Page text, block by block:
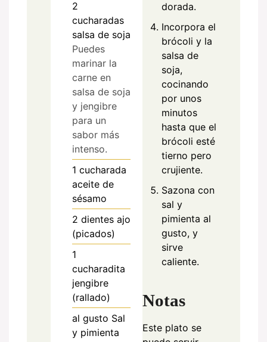
2
cucharadas
salsa de soja
Puedes
marinar la
carne en
salsa de soja
y jengibre
para un
sabor más
intenso.
1 cucharada
aceite de
sésamo
2 dientes ajo
(picados)
1
cucharadita
jengibre
(rallado)
al gusto Sal
y pimienta
dorada.
Incorpora el
brócoli y la
salsa de
soja,
cocinando
por unos
minutos
hasta que el
brócoli esté
tierno pero
crujiente.
Sazona con
sal y
pimienta al
gusto, y
sirve
caliente.
Notas
Este plato se